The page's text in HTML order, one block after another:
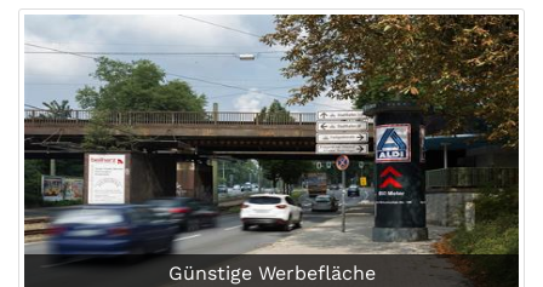
Günstige Werbefläche